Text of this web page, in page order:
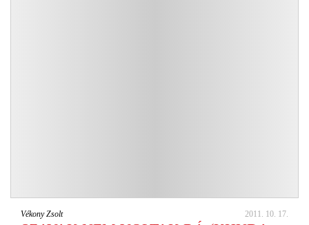
Vékony Zsolt 2011. 10. 17.